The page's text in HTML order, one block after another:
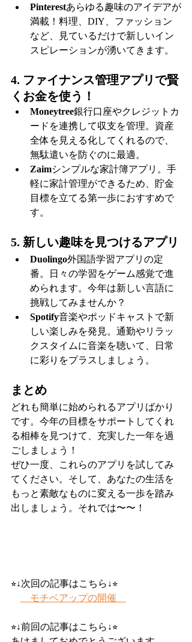
Pinterestあらゆる趣味のアイデアが
満載！料理、DIY、ファッション
など、見ているだけで新しいイン
スピレーションが湧いてきます。
4. ファイナンス管理アプリで賢
くお金を使う！
Moneytree銀行口座やクレジットカ
ードを連携して収支を管理。資産
全体を見える化してくれるので、
無駄遣いを防ぐのに最適。
Zaimシンプルな家計簿アプリ。手
軽に家計管理ができるため、貯金
目標を立てる第一歩におすすめで
す。
5. 新しい趣味を見つけるアプリ
Duolingo外国語学習アプリの定
番。日々の学習をゲーム感覚で進
められます。今年は新しい言語に
挑戦してみませんか？
Spotify音楽やポッドキャストで新
しい楽しみを発見。通勤やリラッ
クスタイムに音楽を聴いて、日常
に彩りをプラスしましょう。
まとめ
どれも簡単に始められるアプリばかり
です。今年の目標をサポートしてくれ
る相棒を見つけて、充実した一年を過
ごしましょう！
ぜひ一度、これらのアプリを試してみ
てください。そして、あなたの生活を
もっと素敵なものに変える一歩を踏み
出しましょう。それでは〜〜！
⭐︎↓次回の記事はこちら↓⭐︎
モチベアップの開催
⭐︎↓前回の記事はこちら↓⭐︎